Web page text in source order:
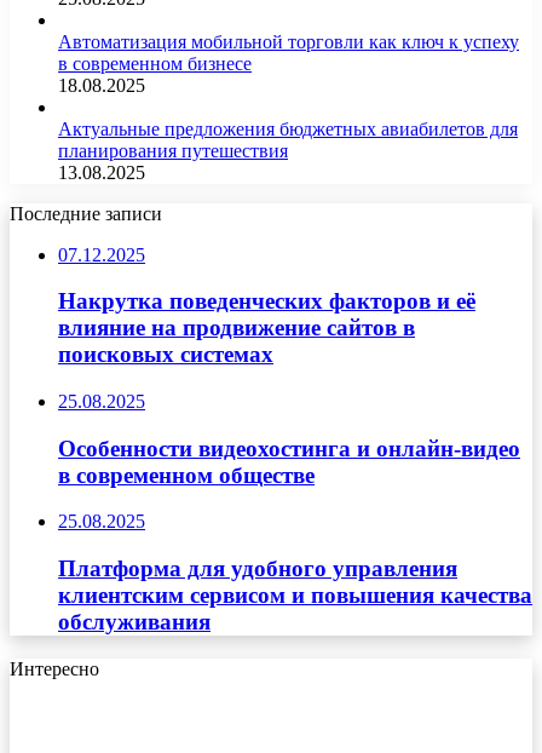
Автоматизация мобильной торговли как ключ к успеху
в современном бизнесе
18.08.2025
Актуальные предложения бюджетных авиабилетов для
планирования путешествия
13.08.2025
Последние записи
07.12.2025
Накрутка поведенческих факторов и её
влияние на продвижение сайтов в
поисковых системах
25.08.2025
Особенности видеохостинга и онлайн-видео
в современном обществе
25.08.2025
Платформа для удобного управления
клиентским сервисом и повышения качества
обслуживания
Интересно